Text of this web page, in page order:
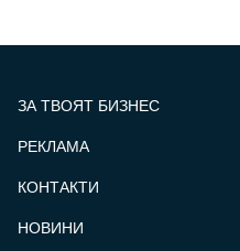
ЗА ТВОЯТ БИЗНЕС
РЕКЛАМА
КОНТАКТИ
НОВИНИ